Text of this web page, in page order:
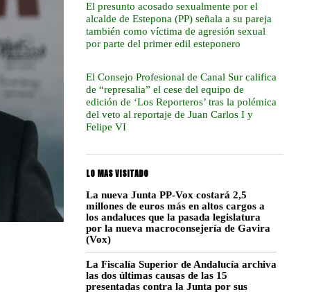
El presunto acosado sexualmente por el
alcalde de Estepona (PP) señala a su pareja
también como víctima de agresión sexual
por parte del primer edil esteponero
El Consejo Profesional de Canal Sur califica
de “represalia” el cese del equipo de
edición de ‘Los Reporteros’ tras la polémica
del veto al reportaje de Juan Carlos I y
Felipe VI
LO MAS VISITADO
La nueva Junta PP-Vox costará 2,5
millones de euros más en altos cargos a
los andaluces que la pasada legislatura
por la nueva macroconsejería de Gavira
(Vox)
La Fiscalía Superior de Andalucía archiva
las dos últimas causas de las 15
presentadas contra la Junta por sus